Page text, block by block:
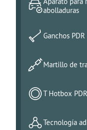
abolladuras
Ganchos PDR
Martillo de
T Hotbox PDR
Tecnología